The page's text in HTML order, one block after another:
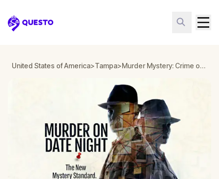
Questo
United States of America>Tampa> Murder Mystery: Crime on Date Night in Tampa